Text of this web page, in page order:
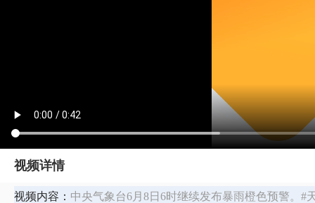
视频详情
视频内容： 中央气象台6月8日6时继续发布暴雨橙色预警。#